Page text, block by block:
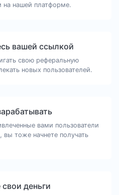
на нашей платформе.
вашей ссылкой
свою реферальную
новых пользователей.
вами пользователи
вы тоже начнете получать
деньги